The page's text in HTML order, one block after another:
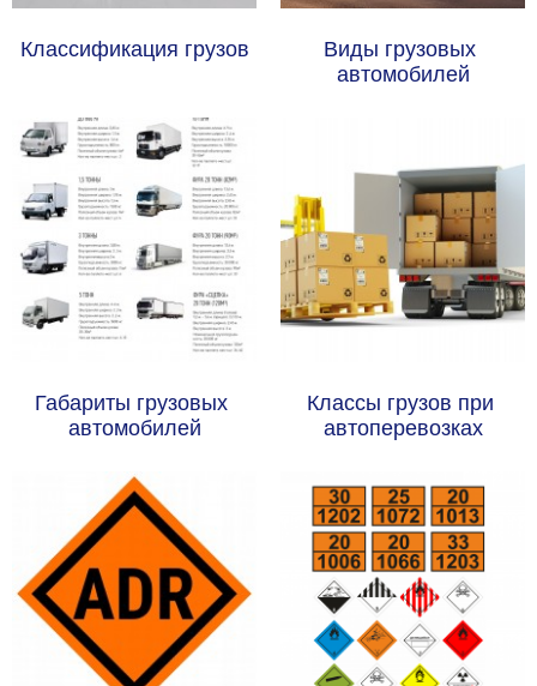
Классификация грузов
Виды грузовых
автомобилей
Габариты грузовых
автомобилей
Классы грузов при
автоперевозках